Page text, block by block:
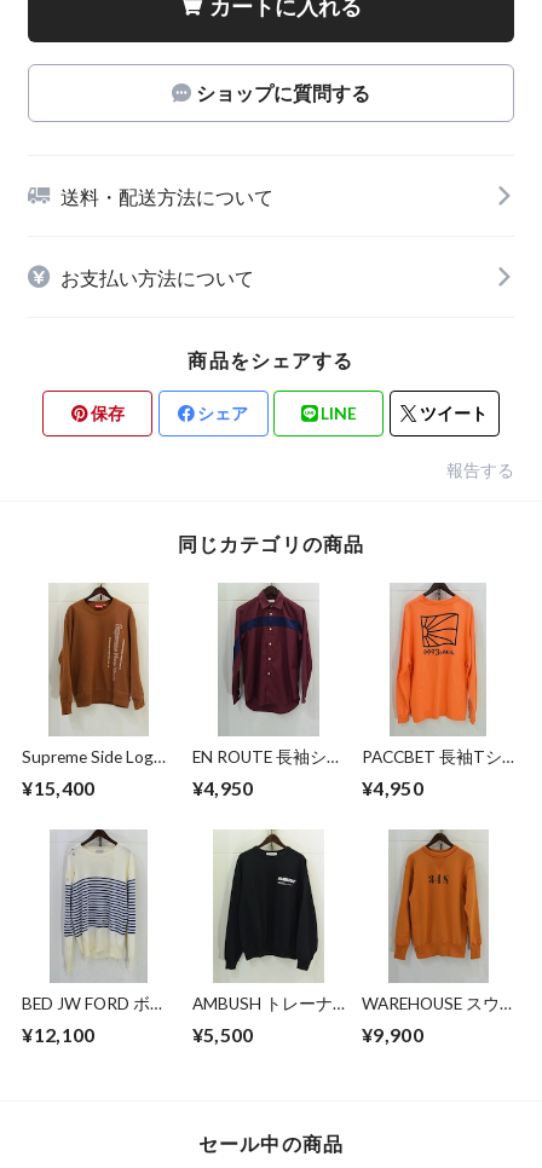
カートに入れる
ショップに質問する
送料・配送方法について
お支払い方法について
商品をシェアする
保存 シェア LINE ツイート
報告する
同じカテゴリの商品
Supreme Side Logo
¥15,400
EN ROUTE 長袖シャ
¥4,950
PACCBET 長袖Tシ
¥4,950
BED JW FORD ボー
¥12,100
AMBUSH トレーナ
¥5,500
WAREHOUSE スウ
¥9,900
セール中の商品